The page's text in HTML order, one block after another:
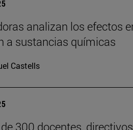
analizan los efectos
a sustancias químicas
Castells
300 docentes,